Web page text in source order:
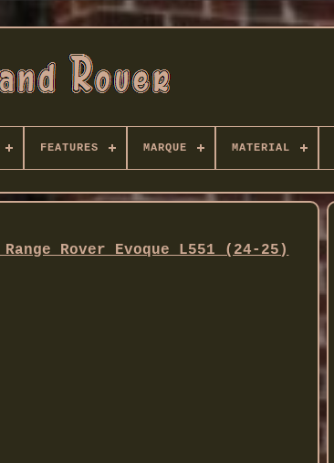
FEATURES MARQUE MATERIAL
Rover Evoque L551 (24-25)